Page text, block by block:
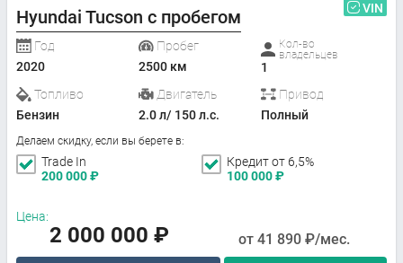
Hyundai Tucson с пробегом VIN
Год
2020
Пробег
2500 км
Кол-во
владельцев
1
Топливо
Бензин
Двигатель
2.0 л/ 150 л.с.
Привод
Полный
Делаем скидку, если вы берете в:
Trade In
200 000₽
Кредит от 6,5%
100 000₽
Цена:
2 000 000 ₽ от 41 890 ₽/мес.